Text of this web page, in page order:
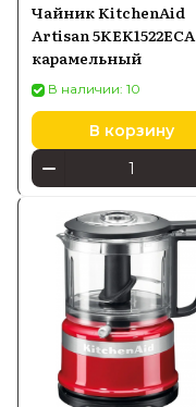
Чайник KitchenAid
Artisan 5KEK1522ECA
карамельный
В наличии: 10
В корзину